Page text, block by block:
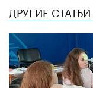
ДРУГИЕ